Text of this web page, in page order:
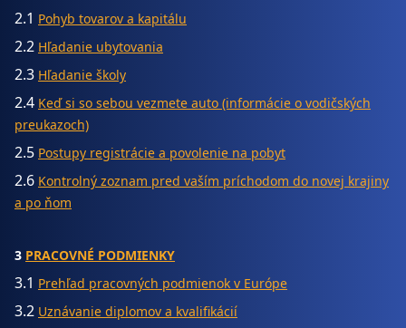
2.1 Pohyb tovarov a kapitálu
2.2 Hľadanie ubytovania
2.3 Hľadanie školy
2.4 Keď si so sebou vezmete auto (informácie o vodičských
preukazoch)
2.5 Postupy registrácie a povolenie na pobyt
2.6 Kontrolný zoznam pred vaším príchodom do novej krajiny
a po ňom
3 PRACOVNÉ PODMIENKY
3.1 Prehľad pracovných podmienok v Európe
3.2 Uznávanie diplomov a kvalifikácií